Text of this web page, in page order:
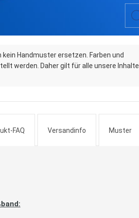
Handmuster ersetzen. Farben und
werden. Daher gilt für alle unsere Inhalte
FAQ Versandinfo Muster